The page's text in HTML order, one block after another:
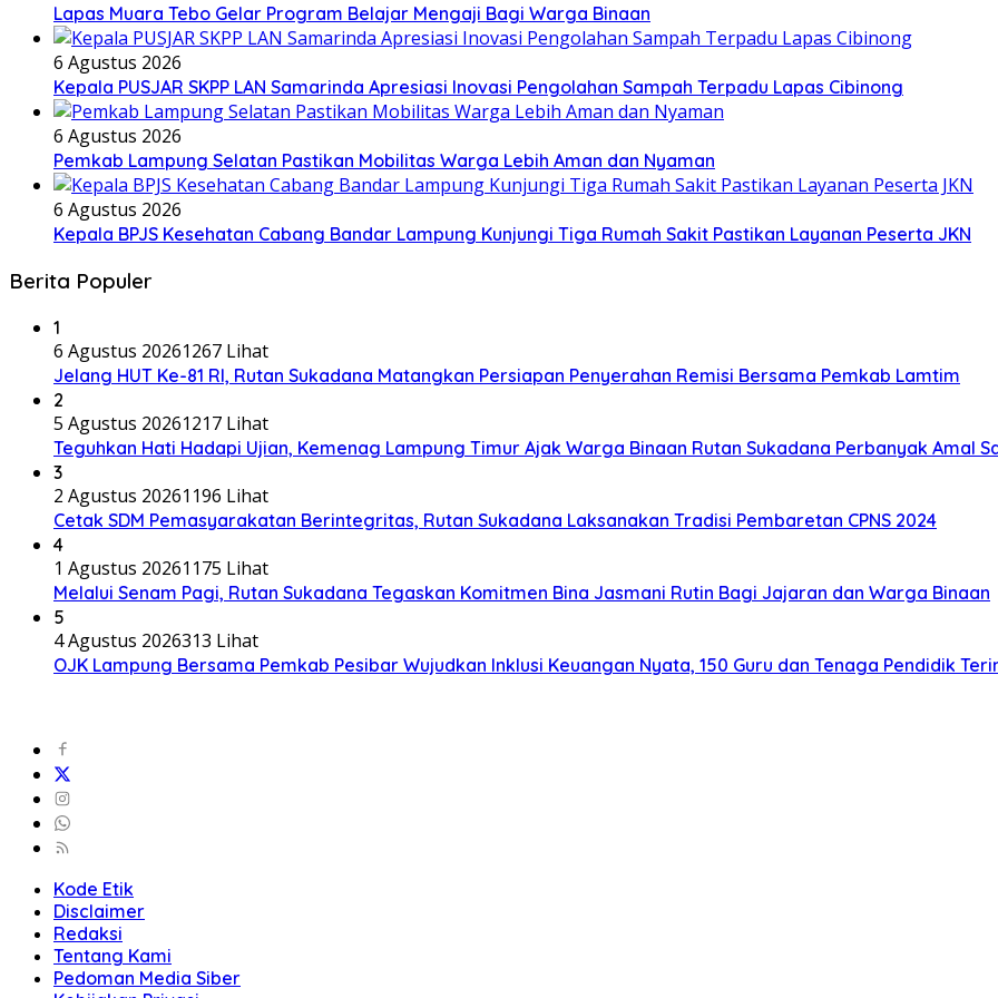
Lapas Muara Tebo Gelar Program Belajar Mengaji Bagi Warga Binaan
6 Agustus 2026
Kepala PUSJAR SKPP LAN Samarinda Apresiasi Inovasi Pengolahan Sampah Terpadu Lapas Cibinong
6 Agustus 2026
Pemkab Lampung Selatan Pastikan Mobilitas Warga Lebih Aman dan Nyaman
6 Agustus 2026
Kepala BPJS Kesehatan Cabang Bandar Lampung Kunjungi Tiga Rumah Sakit Pastikan Layanan Peserta JKN
Berita Populer
1
6 Agustus 20261267 Lihat
Jelang HUT Ke-81 RI, Rutan Sukadana Matangkan Persiapan Penyerahan Remisi Bersama Pemkab Lamtim
2
5 Agustus 20261217 Lihat
Teguhkan Hati Hadapi Ujian, Kemenag Lampung Timur Ajak Warga Binaan Rutan Sukadana Perbanyak Amal
3
2 Agustus 20261196 Lihat
Cetak SDM Pemasyarakatan Berintegritas, Rutan Sukadana Laksanakan Tradisi Pembaretan CPNS 2024
4
1 Agustus 20261175 Lihat
Melalui Senam Pagi, Rutan Sukadana Tegaskan Komitmen Bina Jasmani Rutin Bagi Jajaran dan Warga Binaan
5
4 Agustus 2026313 Lihat
OJK Lampung Bersama Pemkab Pesibar Wujudkan Inklusi Keuangan Nyata, 150 Guru dan Tenaga Pendidik
Kode Etik
Disclaimer
Redaksi
Tentang Kami
Pedoman Media Siber